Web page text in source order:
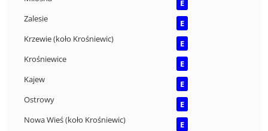
E
Zalesie
E
Krzewie (koło Krośniewic)
E
Krośniewice
E
Kajew
E
Ostrowy
E
Nowa Wieś (koło Krośniewic)
E